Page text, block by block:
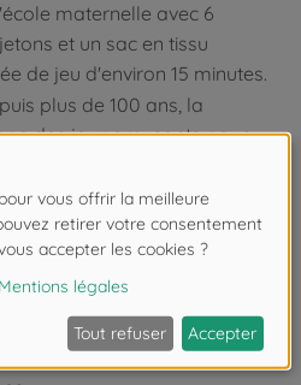
maternelle avec 6
et un sac en tissu
de jeu d'environ 15 minutes.
plus de 100 ans, la
des jeux amusants pour
des enfants sont
leur âge.